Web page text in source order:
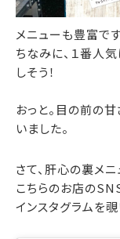
メニューも豊富です
ちなみに、１番人
しそう！
おっと。目の前の
いました。
さて、肝心の裏メニ
こちらのお店の
インスタグラムを